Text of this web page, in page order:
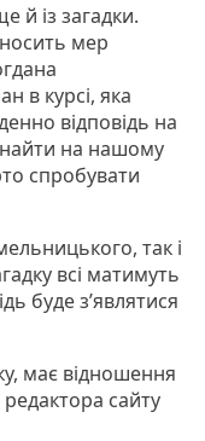
й із загадки.
мер
в курсі, яка
відповідь на
на нашому
спробувати
так і
всі матимуть
буде з’являтися
має відношення
сайту